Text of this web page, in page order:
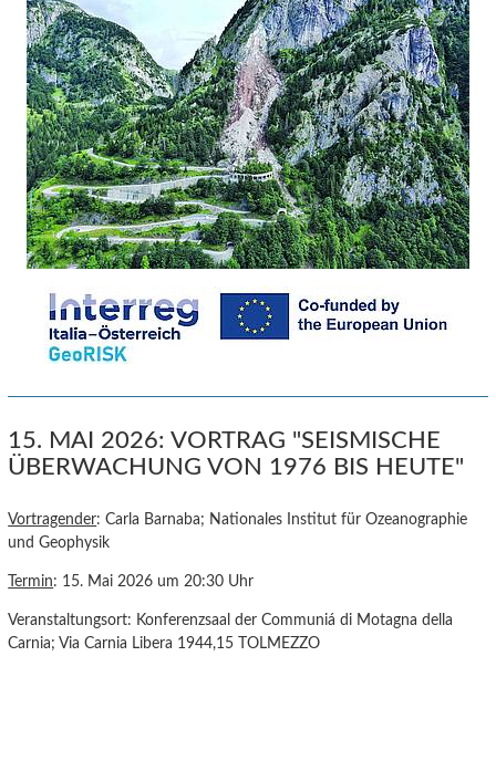
15. MAI 2026: VORTRAG "SEISMISCHE
ÜBERWACHUNG VON 1976 BIS HEUTE"
Vortragender: Carla Barnaba; Nationales Institut für Ozeanographie
und Geophysik
Termin: 15. Mai 2026 um 20:30 Uhr
Veranstaltungsort: Konferenzsaal der Communiá di Motagna della
Carnia; Via Carnia Libera 1944,15 TOLMEZZO